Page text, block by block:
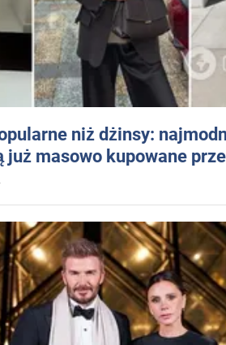
niż dżinsy:
już masowo kupowane